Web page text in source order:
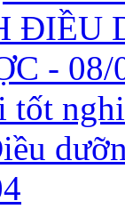
ĐIỀU
- 08/
tốt